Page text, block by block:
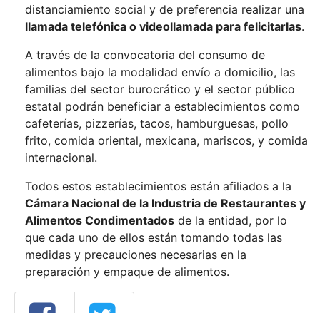
distanciamiento social y de preferencia realizar una
llamada telefónica o videollamada para felicitarlas.
A través de la convocatoria del consumo de
alimentos bajo la modalidad envío a domicilio, las
familias del sector burocrático y el sector público
estatal podrán beneficiar a establecimientos como
cafeterías, pizzerías, tacos, hamburguesas, pollo
frito, comida oriental, mexicana, mariscos, y comida
internacional.
Todos estos establecimientos están afiliados a la
Cámara Nacional de la Industria de Restaurantes y
Alimentos Condimentados de la entidad, por lo
que cada uno de ellos están tomando todas las
medidas y precauciones necesarias en la
preparación y empaque de alimentos.